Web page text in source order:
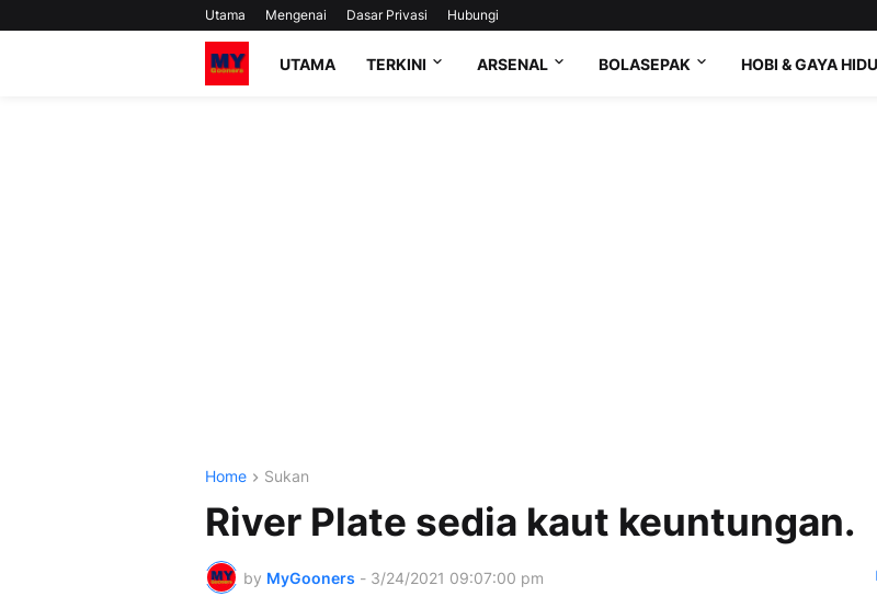
Utama Mengenai Dasar Privasi Hubungi
UTAMA TERKINI ARSENAL BOLASEPAK HOBI & GAYA
Home Sukan
River Plate sedia kaut keuntungan.
by MyGooners - 3/24/2021 09:07:00 pm